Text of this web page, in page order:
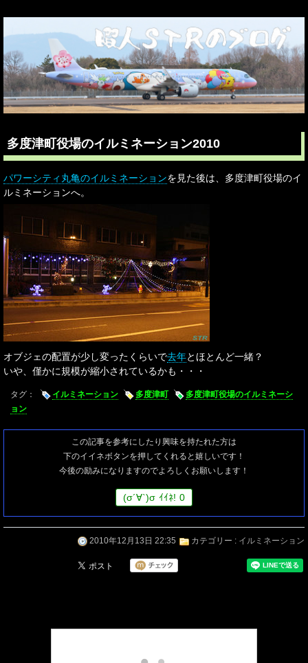
多度津町役場のイルミネーション2010
パワーシティ丸亀のイルミネーションを見た後は、多度津町役場のイ
ルミネーションへ。
オブジェの配置が少し変ったくらいで去年とほとんど一緒？
いや、僅かに規模が縮小されているかも・・・
タグ： イルミネーション 多度津町
多度津町役場のイルミネーシ
ョン
この記事を参考にしたり興味を持たれた方は
下のイイネボタンを押してくれると嬉しいです！
今後の励みになりますのでよろしくお願いします！
(σ´∀`)σ ｲｲﾈ! 0
2010年12月13日 22:35 カテゴリー : イルミネーション